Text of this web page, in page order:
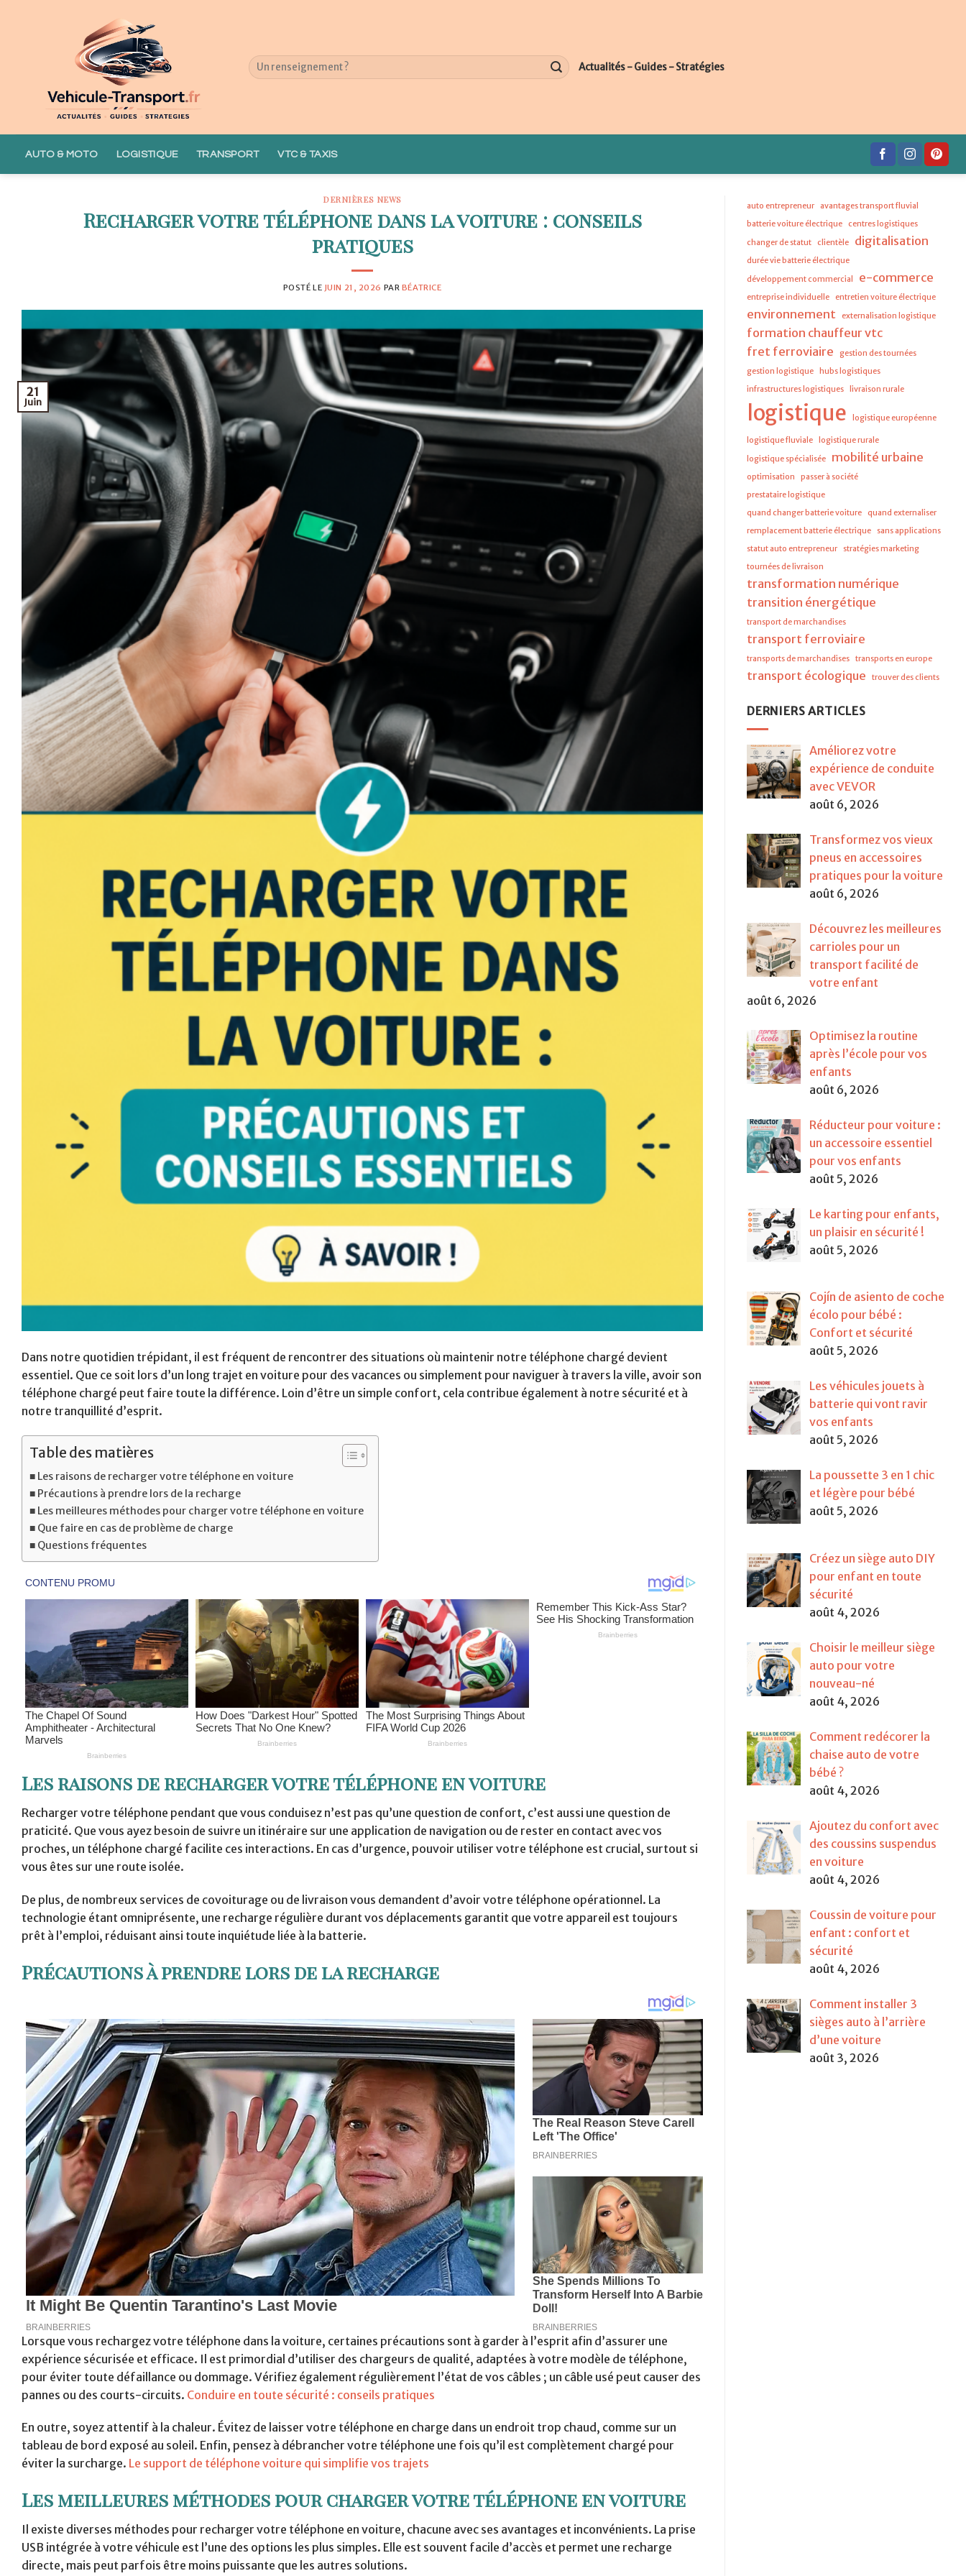
Actualités - Guides - Stratégies
AUTO & MOTO LOGISTIQUE TRANSPORT VTC & TAXIS
DERNIÈRES NEWS
Recharger votre téléphone dans la voiture : conseils
pratiques
POSTÉ LE JUIN 21, 2026 PAR BÉATRICE
21
Juin
Dans notre quotidien trépidant, il est fréquent de rencontrer des situations où maintenir notre téléphone chargé devient
essentiel. Que ce soit lors d’un long trajet en voiture pour des vacances ou simplement pour naviguer à travers la ville, avoir son
téléphone chargé peut faire toute la différence. Loin d’être un simple confort, cela contribue également à notre sécurité et à
notre tranquillité d’esprit.
Table des matières
Les raisons de recharger votre téléphone en voiture
Précautions à prendre lors de la recharge
Les meilleures méthodes pour charger votre téléphone en voiture
Que faire en cas de problème de charge
Questions fréquentes
Les raisons de recharger votre téléphone en voiture
Recharger votre téléphone pendant que vous conduisez n’est pas qu’une question de confort, c’est aussi une question de
praticité. Que vous ayez besoin de suivre un itinéraire sur une application de navigation ou de rester en contact avec vos
proches, un téléphone chargé facilite ces interactions. En cas d’urgence, pouvoir utiliser votre téléphone est crucial, surtout si
vous êtes sur une route isolée.
De plus, de nombreux services de covoiturage ou de livraison vous demandent d’avoir votre téléphone opérationnel. La
technologie étant omniprésente, une recharge régulière durant vos déplacements garantit que votre appareil est toujours
prêt à l’emploi, réduisant ainsi toute inquiétude liée à la batterie.
Précautions à prendre lors de la recharge
Lorsque vous rechargez votre téléphone dans la voiture, certaines précautions sont à garder à l’esprit afin d’assurer une
expérience sécurisée et efficace. Il est primordial d’utiliser des chargeurs de qualité, adaptées à votre modèle de téléphone,
pour éviter toute défaillance ou dommage. Vérifiez également régulièrement l’état de vos câbles ; un câble usé peut causer des
pannes ou des courts-circuits. Conduire en toute sécurité : conseils pratiques
En outre, soyez attentif à la chaleur. Évitez de laisser votre téléphone en charge dans un endroit trop chaud, comme sur un
tableau de bord exposé au soleil. Enfin, pensez à débrancher votre téléphone une fois qu’il est complètement chargé pour
éviter la surcharge. Le support de téléphone voiture qui simplifie vos trajets
Les meilleures méthodes pour charger votre téléphone en voiture
Il existe diverses méthodes pour recharger votre téléphone en voiture, chacune avec ses avantages et inconvénients. La prise
USB intégrée à votre véhicule est l’une des options les plus simples. Elle est souvent facile d’accès et permet une recharge
directe, mais peut parfois être moins puissante que les autres solutions.
auto entrepreneur
avantages transport fluvial
batterie voiture électrique
centres logistiques
changer de statut
clientèle digitalisation
durée vie batterie électrique
développement commercial
e-commerce
entreprise individuelle entretien voiture électrique
environnement externalisation logistique
formation chauffeur vtc
fret ferroviaire
gestion des tournées
gestion logistique
hubs logistiques
infrastructures logistiques
livraison rurale
logistique logistique européenne
logistique fluviale
logistique rurale
logistique spécialisée
mobilité urbaine
optimisation
passer à société
prestataire logistique
quand changer batterie voiture
quand externaliser
remplacement batterie électrique
sans applications
statut auto entrepreneur
stratégies marketing
tournées de livraison
transformation numérique
transition énergétique
transport de marchandises
transport ferroviaire
transports de marchandises transports en europe
transport écologique trouver des clients
DERNIERS ARTICLES
Améliorez votre
expérience de conduite
avec VEVOR
août 6, 2026
Transformez vos vieux
pneus en accessoires
pratiques pour la voiture
août 6, 2026
Découvrez les meilleures
carrioles pour un
transport facilité de
votre enfant
août 6, 2026
Optimisez la routine
après l’école pour vos
enfants
août 6, 2026
Réducteur pour voiture :
un accessoire essentiel
pour vos enfants
août 5, 2026
Le karting pour enfants,
un plaisir en sécurité !
août 5, 2026
Cojín de asiento de coche
écolo pour bébé :
Confort et sécurité
août 5, 2026
Les véhicules jouets à
batterie qui vont ravir
vos enfants
août 5, 2026
La poussette 3 en 1 chic
et légère pour bébé
août 5, 2026
Créez un siège auto DIY
pour enfant en toute
sécurité
août 4, 2026
Choisir le meilleur siège
auto pour votre
nouveau-né
août 4, 2026
Comment redécorer la
chaise auto de votre
bébé ?
août 4, 2026
Ajoutez du confort avec
des coussins suspendus
en voiture
août 4, 2026
Coussin de voiture pour
enfant : confort et
sécurité
août 4, 2026
Comment installer 3
sièges auto à l’arrière
d’une voiture
août 3, 2026